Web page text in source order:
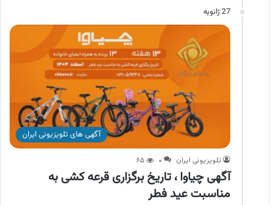
27 ژانویه
آگهی های تلویزیونی ایران
تلویزیونی ایران ۰ ۶۵
آگهی چیاوا ، تاریخ برگزاری قرعه کشی به
مناسبت عید فطر